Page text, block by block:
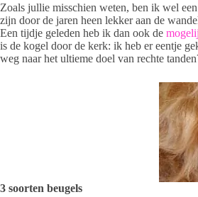
Zoals jullie misschien weten, ben ik wel
zijn door de jaren heen lekker aan de
Een tijdje geleden heb ik dan ook de
is de kogel door de kerk: ik heb er eentje
weg naar het ultieme doel van rechte
3 soorten beugels